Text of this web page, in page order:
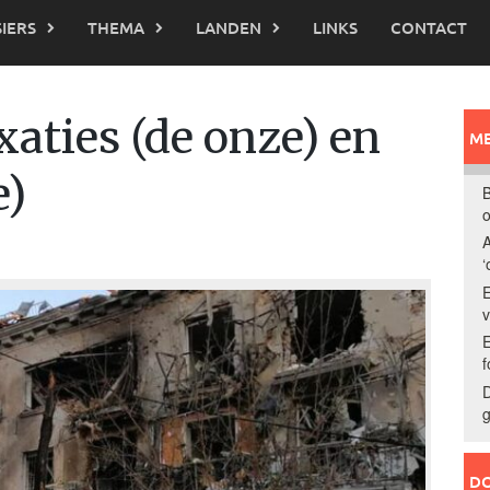
THEMA LANDEN LINKS CONTACT
(de onze) en